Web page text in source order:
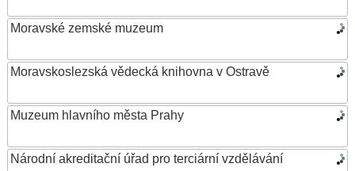
Moravské zemské muzeum
Moravskoslezská vědecká knihovna v Ostravě
Muzeum hlavního města Prahy
Národní akreditační úřad pro terciární vzdělávání